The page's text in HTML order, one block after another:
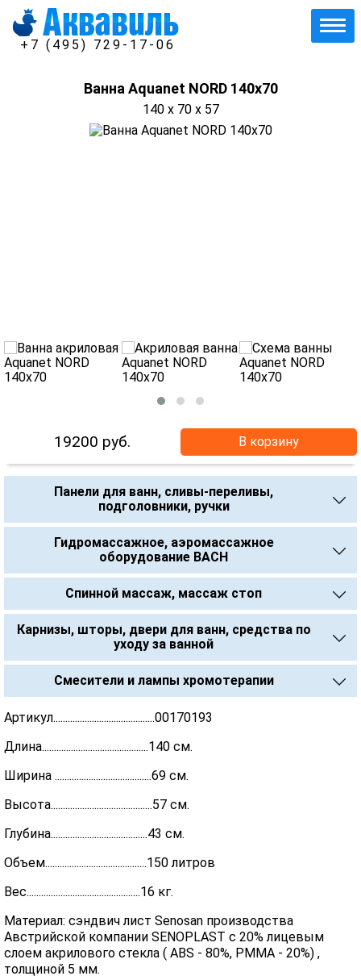
+7 (495) 729-17-06
Ванна Aquanet NORD 140x70
140 x 70 x 57
19200 руб. В корзину
Панели для ванн, сливы-переливы,
подголовники, ручки
Гидромассажное, аэромассажное
оборудование BACH
Спинной массаж, массаж стоп
Карнизы, шторы, двери для ванн, средства по
уходу за ванной
Смесители и лампы хромотерапии
Артикул..........................................00170193
Длина............................................140 см.
Ширина ........................................69 см.
Высота..........................................57 см.
Глубина........................................43 см.
Объем..........................................150 литров
Вес...............................................16 кг.
Материал: сэндвич лист Senosan производства
Австрийской компании SENOPLAST c 20% лицевым
слоем акрилового стекла ( ABS - 80%, PMMA - 20%) ,
толщиной 5 мм.